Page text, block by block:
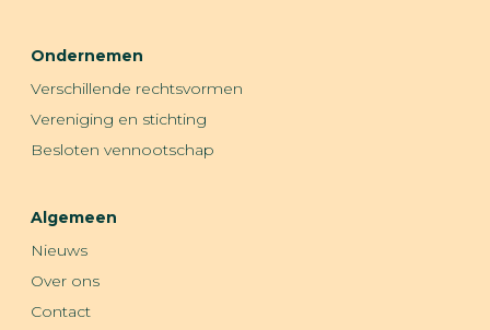
Ondernemen
Verschillende rechtsvormen
Vereniging en stichting
Besloten vennootschap
Algemeen
Nieuws
Over ons
Contact